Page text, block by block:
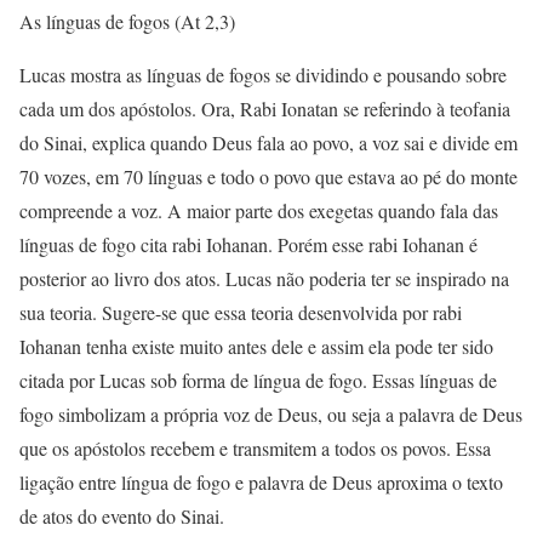
As línguas de fogos (At 2,3)
Lucas mostra as línguas de fogos se dividindo e pousando sobre
cada um dos apóstolos. Ora, Rabi Ionatan se referindo à teofania
do Sinai, explica quando Deus fala ao povo, a voz sai e divide em
70 vozes, em 70 línguas e todo o povo que estava ao pé do monte
compreende a voz. A maior parte dos exegetas quando fala das
línguas de fogo cita rabi Iohanan. Porém esse rabi Iohanan é
posterior ao livro dos atos. Lucas não poderia ter se inspirado na
sua teoria. Sugere-se que essa teoria desenvolvida por rabi
Iohanan tenha existe muito antes dele e assim ela pode ter sido
citada por Lucas sob forma de língua de fogo. Essas línguas de
fogo simbolizam a própria voz de Deus, ou seja a palavra de Deus
que os apóstolos recebem e transmitem a todos os povos. Essa
ligação entre língua de fogo e palavra de Deus aproxima o texto
de atos do evento do Sinai.